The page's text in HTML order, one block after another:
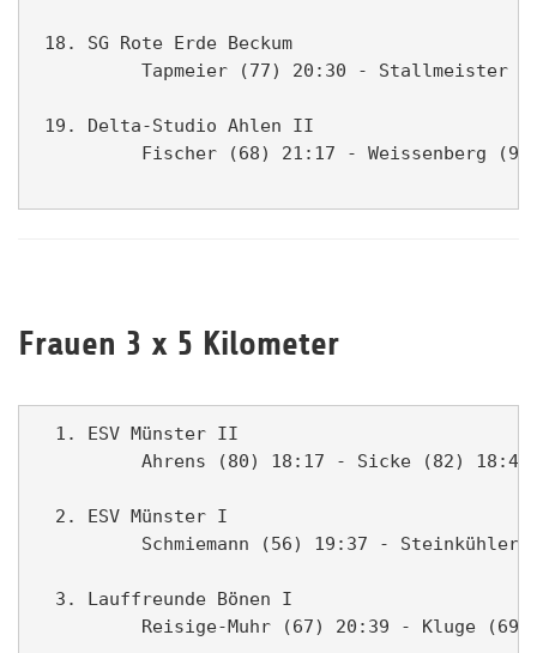
18. SG Rote Erde Beckum
Tapmeier (77) 20:30 - Stallmeister
19. Delta-Studio Ahlen II
Fischer (68) 21:17 - Weissenberg
Frauen 3 x 5 Kilometer
1. ESV Münster II
Ahrens (80) 18:17 - Sicke (82)
2. ESV Münster I
Schmiemann (56) 19:37 - Steinkühler
3. Lauffreunde Bönen I
Reisige-Muhr (67) 20:39 - Kluge